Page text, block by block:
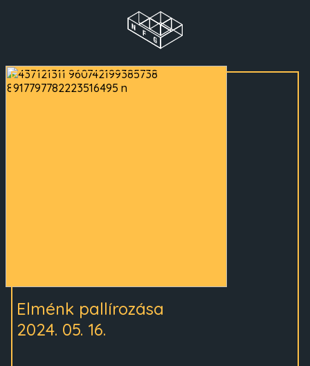
Elménk pallírozása
2024. 05. 16.